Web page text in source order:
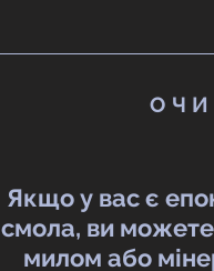
Якщо у вас є
смола, ви можете
милом або